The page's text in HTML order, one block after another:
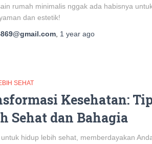
rumah minimalis nggak ada habisnya
dan estetik!
1 year ago
SEHAT
Kesehatan:
Sehat dan Bahagia
untuk hidup lebih sehat, memberdayakan